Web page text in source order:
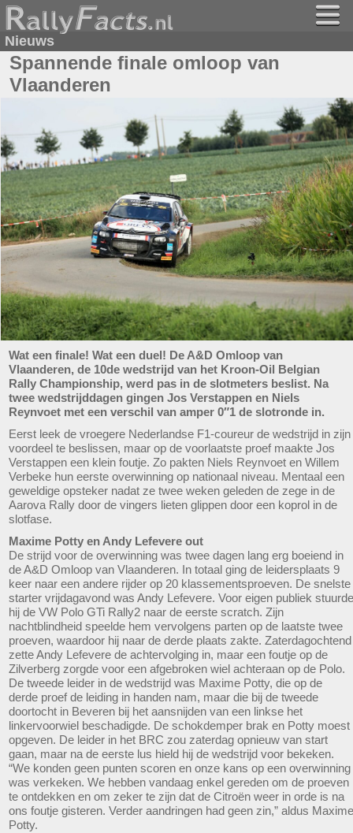
Nieuws
Spannende finale omloop van
Vlaanderen
Wat een finale! Wat een duel! De A&D Omloop van
Vlaanderen, de 10de wedstrijd van het Kroon-Oil Belgian
Rally Championship, werd pas in de slotmeters beslist. Na
twee wedstrijddagen gingen Jos Verstappen en Niels
Reynvoet met een verschil van amper 0″1 de slotronde in.
Eerst leek de vroegere Nederlandse F1-coureur de wedstrijd in zijn
voordeel te beslissen, maar op de voorlaatste proef maakte Jos
Verstappen een klein foutje. Zo pakten Niels Reynvoet en Willem
Verbeke hun eerste overwinning op nationaal niveau. Mentaal een
geweldige opsteker nadat ze twee weken geleden de zege in de
Aarova Rally door de vingers lieten glippen door een koprol in de
slotfase.
Maxime Potty en Andy Lefevere out
De strijd voor de overwinning was twee dagen lang erg boeiend in
de A&D Omloop van Vlaanderen. In totaal ging de leidersplaats 9
keer naar een andere rijder op 20 klassementsproeven. De snelste
starter vrijdagavond was Andy Lefevere. Voor eigen publiek stuurde
hij de VW Polo GTi Rally2 naar de eerste scratch. Zijn
nachtblindheid speelde hem vervolgens parten op de laatste twee
proeven, waardoor hij naar de derde plaats zakte. Zaterdagochtend
zette Andy Lefevere de achtervolging in, maar een foutje op de
Zilverberg zorgde voor een afgebroken wiel achteraan op de Polo.
De tweede leider in de wedstrijd was Maxime Potty, die op de
derde proef de leiding in handen nam, maar die bij de tweede
doortocht in Beveren bij het aansnijden van een linkse het
linkervoorwiel beschadigde. De schokdemper brak en Potty moest
opgeven. De leider in het BRC zou zaterdag opnieuw van start
gaan, maar na de eerste lus hield hij de wedstrijd voor bekeken.
“We konden geen punten scoren en onze kans op een overwinning
was verkeken. We hebben vandaag enkel gereden om de proeven
te ontdekken en om zeker te zijn dat de Citroën weer in orde is na
ons foutje gisteren. Verder aandringen had geen zin,” aldus Maxime
Potty.